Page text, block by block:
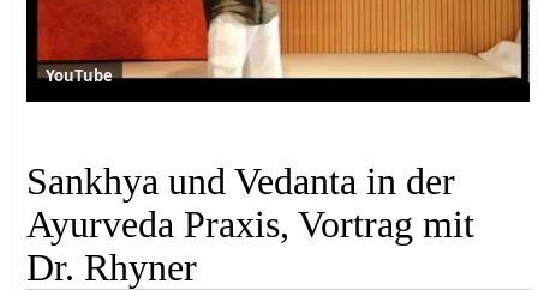
YouTube
Sankhya und Vedanta in der
Ayurveda Praxis, Vortrag mit
Dr. Rhyner